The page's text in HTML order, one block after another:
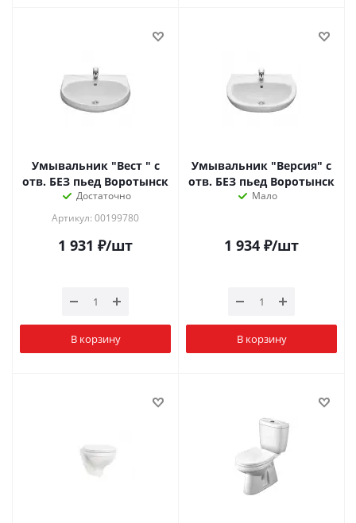
Умывальник "Вест " с
отв. БЕЗ пьед Воротынск
Достаточно
Артикул: 00199780
1 931 ₽/шт
В корзину
Умывальник "Версия" с
отв. БЕЗ пьед Воротынск
Мало
1 934 ₽/шт
В корзину